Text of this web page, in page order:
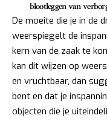
blootleggen van
De moeite die je in de
weerspiegelt de
kern van de zaak te
kan dit wijzen op
en vruchtbaar, dan
bent en dat je
objecten die je